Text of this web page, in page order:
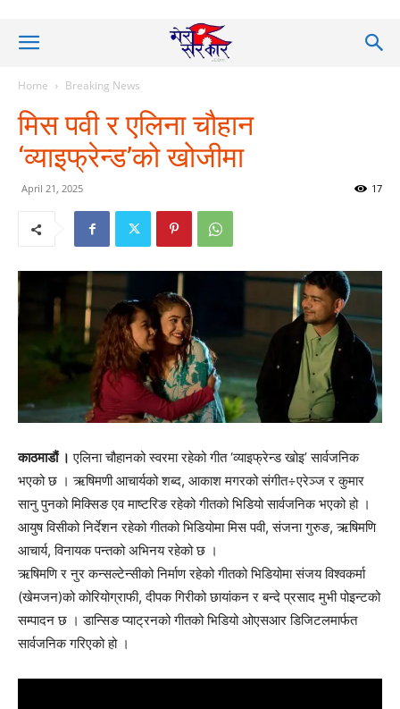
Home Breaking News
मिस पवी र एलिना चौहान
‘व्याइफ्रेन्ड’को खोजीमा
April 21, 2025 17
काठमाडौं । एलिना चौहानको स्वरमा रहेको गीत ‘व्याइफ्रेन्ड खोइ’ सार्वजनिक
भएको छ । ऋषिमणी आचार्यको शब्द, आकाश मगरको संगीत÷एरेञ्ज र कुमार
सानु पुनको मिक्सिङ एव माष्टरिङ रहेको गीतको भिडियो सार्वजनिक भएको हो ।
आयुष विसीको निर्देशन रहेको गीतको भिडियोमा मिस पवी, संजना गुरुङ, ऋषिमणि
आचार्य, विनायक पन्तको अभिनय रहेको छ ।
ऋषिमणि र नुर कन्सल्टेन्सीको निर्माण रहेको गीतको भिडियोमा संजय विश्वकर्मा
(खेमजन)को कोरियोग्राफी, दीपक गिरीको छायांकन र बन्दे प्रसाद मुभी पोइन्टको
सम्पादन छ । डान्सिङ प्याट्रनको गीतको भिडियो ओएसआर डिजिटलमार्फत
सार्वजनिक गरिएको हो ।